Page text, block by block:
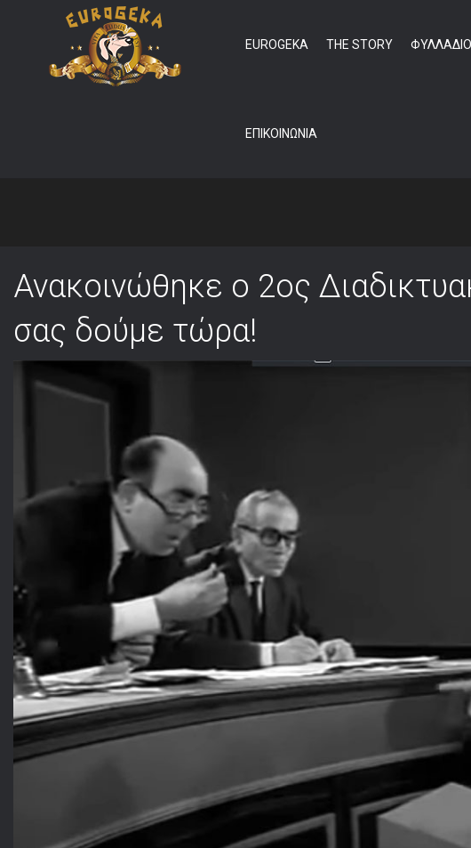
EUROGEKA THE STORY ΦΥΛΛΑΔΙΟ
ΕΠΙΚΟΙΝΩΝΙΑ
Ανακοινώθηκε ο 2ος
σας δούμε τώρα!